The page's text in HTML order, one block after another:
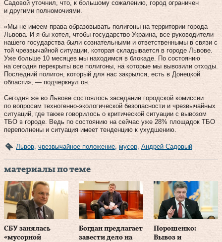
Садовой уточнил, что, к большому сожалению, город ограничен
и другими полномочиями.
«Мы не имеем права образовывать полигоны на территории города
Львова. И я бы хотел, чтобы государство Украина, все руководители
нашего государства были сознательными и ответственнымы в связи с
той чрезвычайной ситуации, которая складывается в городе Львове.
Уже больше 10 месяцев мы находимся в блокаде. По состоянию
на сегодня перекрыты все полигоны, на которые мы вывозили отходы.
Последний полигон, который для нас закрылся, есть в Донецкой
области», — подчеркнул он.
Сегодня же во Львове состоялось заседание городской комиссии
по вопросам техногенно-экологической безопасности и чрезвычайных
ситуаций, где также говорилось о критической ситуации с вывозом
ТБО в городе. Ведь по состоянию на сейчас уже 28% площадок ТБО
переполнены и ситуация имеет тенденцию к ухудшению.
Львов чрезвычайное положение мусор Андрей Садовый
материалы по теме
СБУ занялась
«мусорной
Богдан предлагает
завести дело на
Порошенко:
Вывоз и